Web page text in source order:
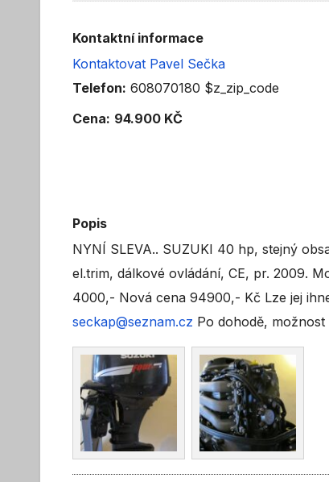
Kontaktní informace
Kontaktovat Pavel Sečka
Telefon: 608070180 $z_zip_code
Cena: 94.900 KČ
Popis
NYNÍ SLEVA.. SUZUKI 40 hp, stejný
el.trim, dálkové ovládání, CE, pr. 2009.
4000,- Nová cena 94900,- Kč Lze jej
seckap@seznam.cz Po dohodě,